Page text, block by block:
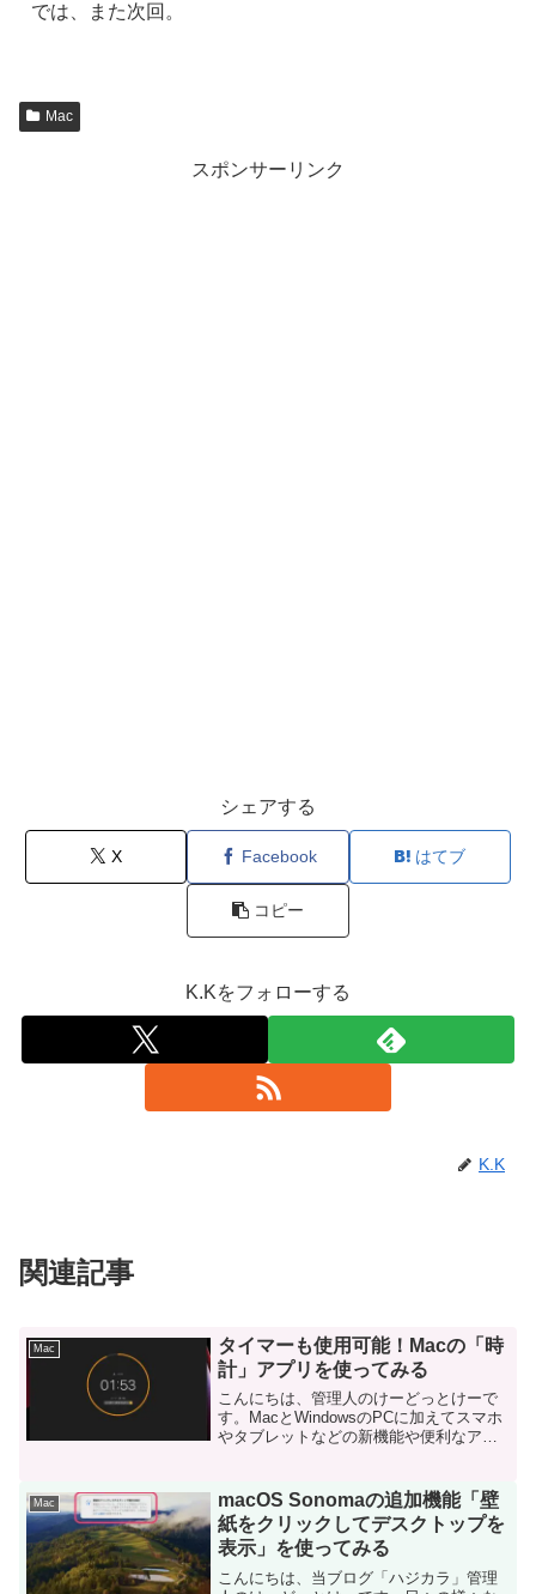
では、また次回。
Mac
スポンサーリンク
シェアする
X Facebook はてブ
コピー
K.Kをフォローする
K.K
関連記事
Mac
タイマーも使用可能！Macの「時
計」アプリを使ってみる
こんにちは、管理人のけーどっとけーで
す。MacとWindowsのPCに加えてスマホ
やタブレットなどの新機能や便利なアプ
や発見を当ブログで紹介しています。ほ
ぼ毎日更新してい...
Mac
macOS Sonomaの追加機能「壁
紙をクリックしてデスクトップを
表示」を使ってみる
こんにちは、当ブログ「ハジカラ」管理